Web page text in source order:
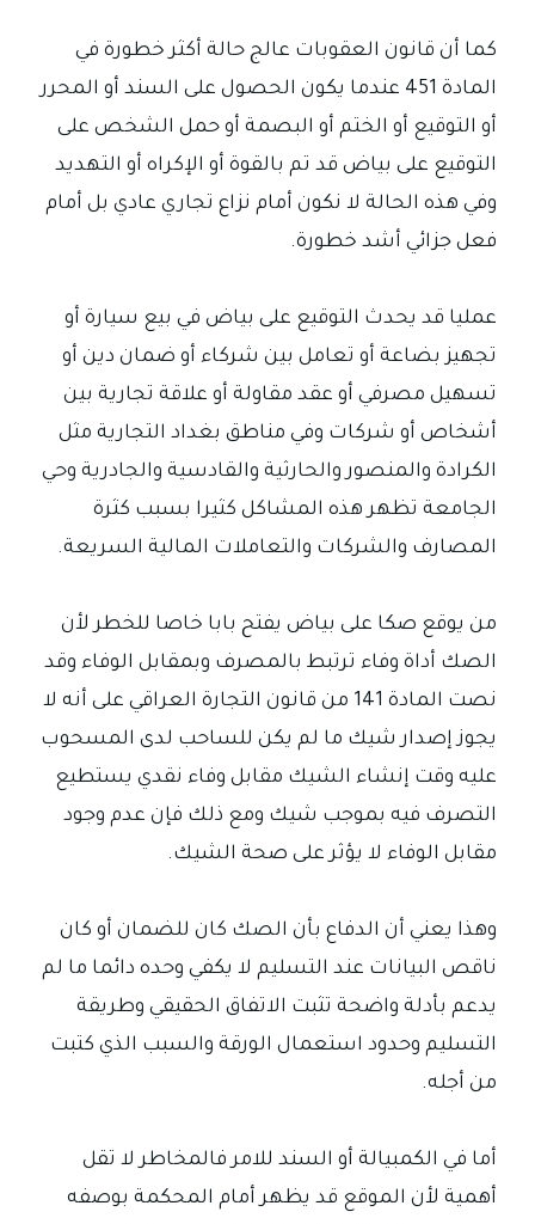
كما أن قانون العقوبات عالج حالة أكثر خطورة في
المادة 451 عندما يكون الحصول على السند أو المحرر
أو التوقيع أو الختم أو البصمة أو حمل الشخص على
التوقيع على بياض قد تم بالقوة أو الإكراه أو التهديد
وفي هذه الحالة لا نكون أمام نزاع تجاري عادي بل أمام
فعل جزائي أشد خطورة.
عمليا قد يحدث التوقيع على بياض في بيع سيارة أو
تجهيز بضاعة أو تعامل بين شركاء أو ضمان دين أو
تسهيل مصرفي أو عقد مقاولة أو علاقة تجارية بين
أشخاص أو شركات وفي مناطق بغداد التجارية مثل
الكرادة والمنصور والحارثية والقادسية والجادرية وحي
الجامعة تظهر هذه المشاكل كثيرا بسبب كثرة
المصارف والشركات والتعاملات المالية السريعة.
من يوقع صكا على بياض يفتح بابا خاصا للخطر لأن
الصك أداة وفاء ترتبط بالمصرف وبمقابل الوفاء وقد
نصت المادة 141 من قانون التجارة العراقي على أنه لا
يجوز إصدار شيك ما لم يكن للساحب لدى المسحوب
عليه وقت إنشاء الشيك مقابل وفاء نقدي يستطيع
التصرف فيه بموجب شيك ومع ذلك فإن عدم وجود
مقابل الوفاء لا يؤثر على صحة الشيك.
وهذا يعني أن الدفاع بأن الصك كان للضمان أو كان
ناقص البيانات عند التسليم لا يكفي وحده دائما ما لم
يدعم بأدلة واضحة تثبت الاتفاق الحقيقي وطريقة
التسليم وحدود استعمال الورقة والسبب الذي كتبت
من أجله.
أما في الكمبيالة أو السند للامر فالمخاطر لا تقل
أهمية لأن الموقع قد يظهر أمام المحكمة بوصفه